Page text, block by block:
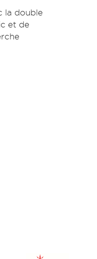
la double
et de